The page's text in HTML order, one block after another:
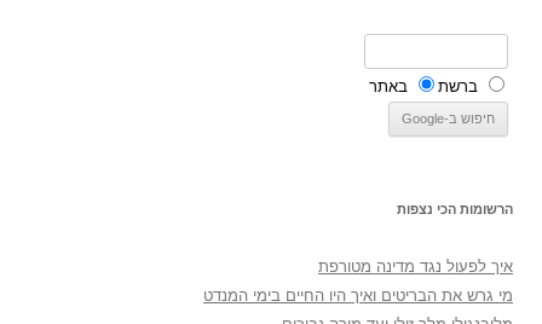
ברשת באתר
הרשומות הכי נצפות
איך לפעול נגד מדינה מטורפת
מי גרש את הבריטים ואיך היו החיים בימי המנדט